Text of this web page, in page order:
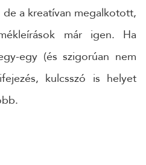
a kreatívan megalkotott,
már igen. Ha
egy (és szigorúan nem
kulcsszó is helyet